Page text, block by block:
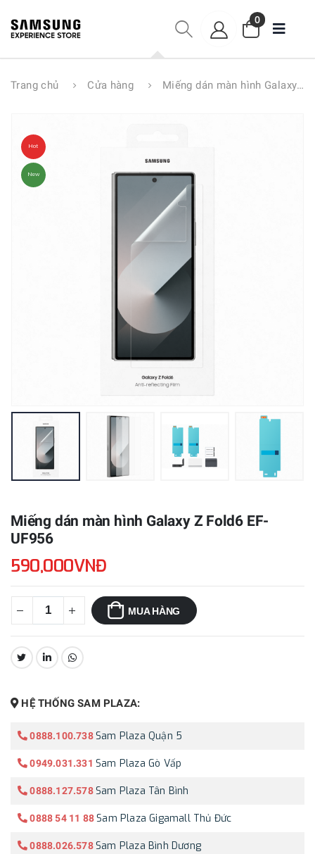
0
Trang chủ Cửa hàng Miếng dán màn hình Galaxy Z Fold6 EF-UF956
Hot
New
Miếng dán màn hình Galaxy Z Fold6 EF-
UF956
590,000VNĐ
MUA HÀNG
CHIA SẺ:
HỆ THỐNG SAM PLAZA:
0888.100.738 Sam Plaza Quận 5
0949.031.331 Sam Plaza Gò Vấp
0888.127.578 Sam Plaza Tân Bình
0888 54 11 88 Sam Plaza Gigamall Thủ Đức
0888.026.578 Sam Plaza Bình Dương